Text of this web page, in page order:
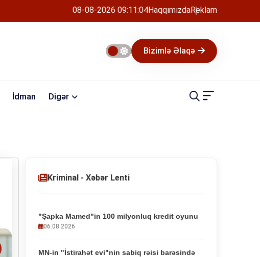
08-08-2026 09:11:05HaqqımızdaReklam
Bizimlə Əlaqə
İdman Digər
Kriminal - Xəbər Lenti
"Şapka Mamed"in 100 milyonluq kredit oyunu
06.08.2026
MN-in "İstirahət evi"nin sabiq rəisi barəsində